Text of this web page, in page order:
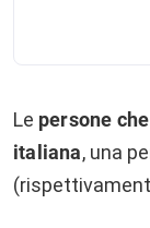
Le persone
italiana, una